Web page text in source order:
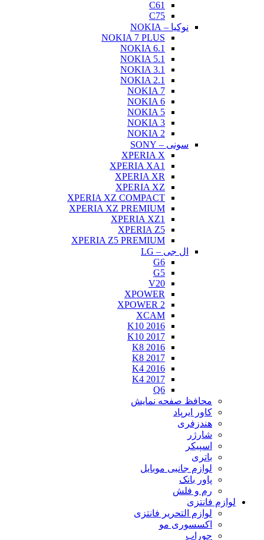
نوکیا – NOKIA
NOKIA 7 PLUS
NOKIA 6.1
NOKIA 5.1
NOKIA 3.1
NOKIA 2.1
NOKIA 7
NOKIA 6
NOKIA 5
NOKIA 3
NOKIA 2
سونی – SONY
XPERIA X
XPERIA XA1
XPERIA XR
XPERIA XZ
XPERIA XZ COMPACT
XPERIA XZ PREMIUM
XPERIA XZ1
XPERIA Z5
XPERIA Z5 PREMIUM
ال جی – LG
XPOWER
XPOWER 2
XCAM
K10 2016
K10 2017
K8 2016
K8 2017
K4 2016
K4 2017
محافظ صفحه نمایش
کاور ایرپاد
هندزفری
اسپیکر
لوازم جانبی موبایل
پاور بانک
رم و فلش
فانتزی
لوازم التحریر فانتزی
اکسسوری مو
جوراب